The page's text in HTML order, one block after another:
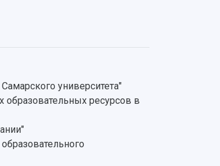
университета"
ресурсов в